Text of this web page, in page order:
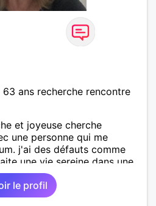
ans recherche rencontre
et joyeuse cherche
une personne qui me
j'ai des défauts comme
une vie sereine dans une
le profil